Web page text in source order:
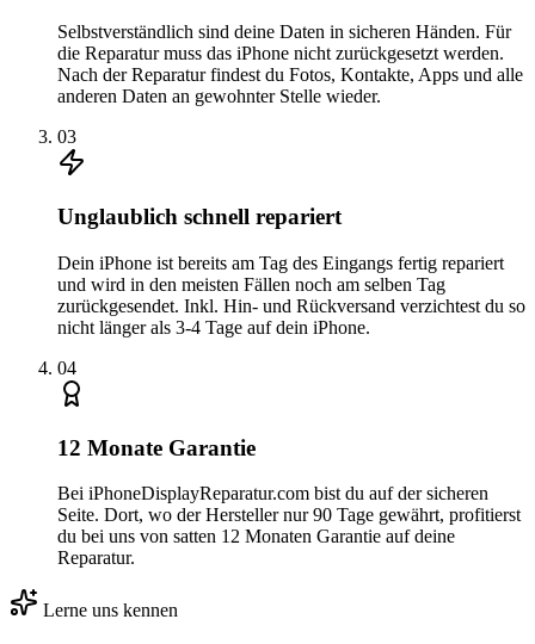
Selbstverständlich sind deine Daten in sicheren Händen. Für
die Reparatur muss das iPhone nicht zurückgesetzt werden.
Nach der Reparatur findest du Fotos, Kontakte, Apps und alle
anderen Daten an gewohnter Stelle wieder.
03
Unglaublich schnell repariert
Dein iPhone ist bereits am Tag des Eingangs fertig repariert
und wird in den meisten Fällen noch am selben Tag
zurückgesendet. Inkl. Hin- und Rückversand verzichtest du so
nicht länger als 3-4 Tage auf dein iPhone.
04
12 Monate Garantie
Bei iPhoneDisplayReparatur.com bist du auf der sicheren
Seite. Dort, wo der Hersteller nur 90 Tage gewährt, profitierst
du bei uns von satten 12 Monaten Garantie auf deine
Reparatur.
Lerne uns kennen